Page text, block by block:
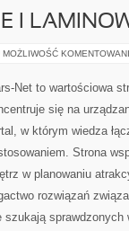
I
MOŻLIWOŚĆ
Net to wartościowa
się na
w którym wiedza
Strona
w planowaniu
rozwiązań